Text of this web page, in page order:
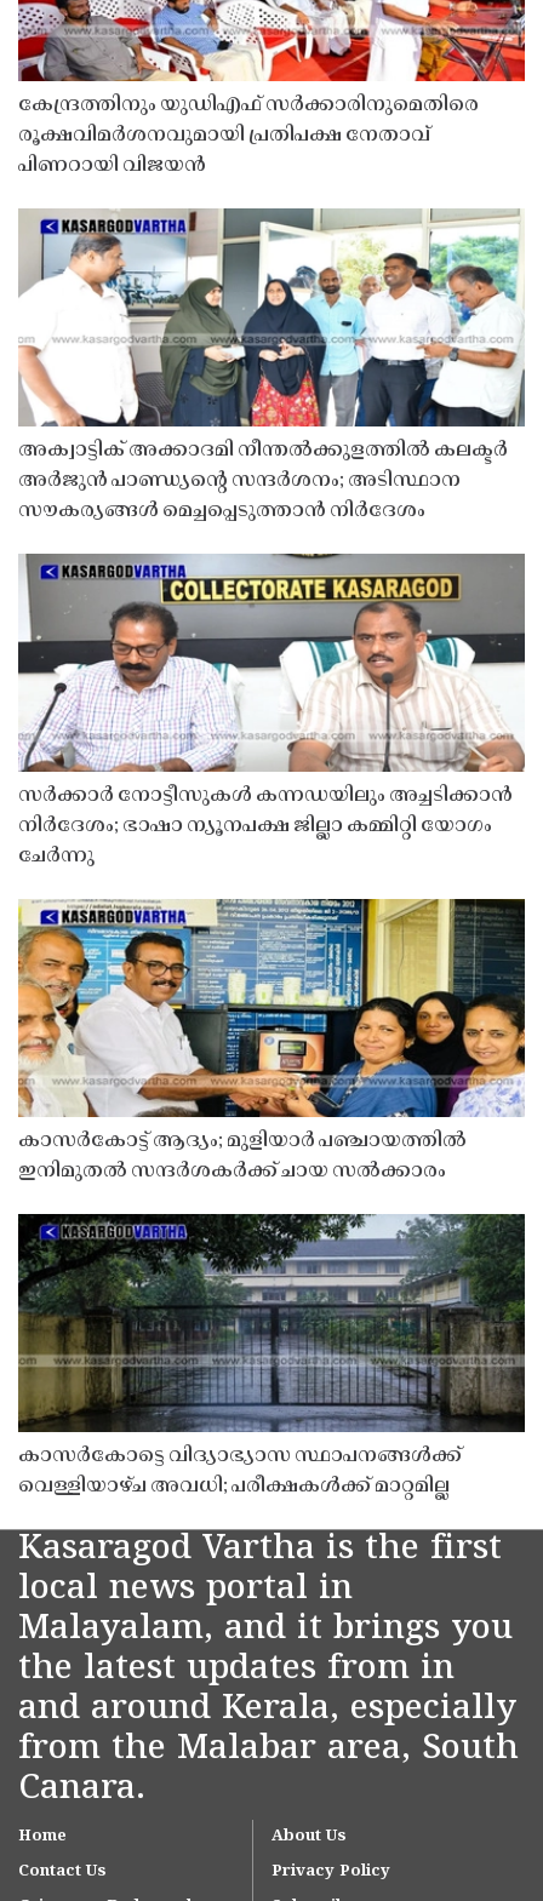
കേന്ദ്രത്തിനും യുഡിഎഫ് സർക്കാരിനുമെതിരെ
രൂക്ഷവിമർശനവുമായി പ്രതിപക്ഷ നേതാവ്
പിണറായി വിജയൻ
അക്വാട്ടിക് അക്കാദമി നീന്തൽക്കുളത്തിൽ കലക്ടർ
അർജുൻ പാണ്ഡ്യൻ്റെ സന്ദർശനം; അടിസ്ഥാന
സൗകര്യങ്ങൾ മെച്ചപ്പെടുത്താൻ നിർദേശം
സർക്കാർ നോട്ടീസുകൾ കന്നഡയിലും അച്ചടിക്കാൻ
നിർദേശം; ഭാഷാ ന്യൂനപക്ഷ ജില്ലാ കമ്മിറ്റി യോഗം
ചേർന്നു
കാസർകോട്ട് ആദ്യം; മുളിയാർ പഞ്ചായത്തിൽ
ഇനിമുതൽ സന്ദർശകർക്ക് ചായ സൽക്കാരം
കാസർകോട്ടെ വിദ്യാഭ്യാസ സ്ഥാപനങ്ങൾക്ക്
വെള്ളിയാഴ്ച അവധി; പരീക്ഷകൾക്ക് മാറ്റമില്ല
Kasaragod Vartha is the first
local news portal in
Malayalam, and it brings you
the latest updates from in
and around Kerala, especially
from the Malabar area, South
Canara.
Home
About Us
Contact Us
Privacy Policy